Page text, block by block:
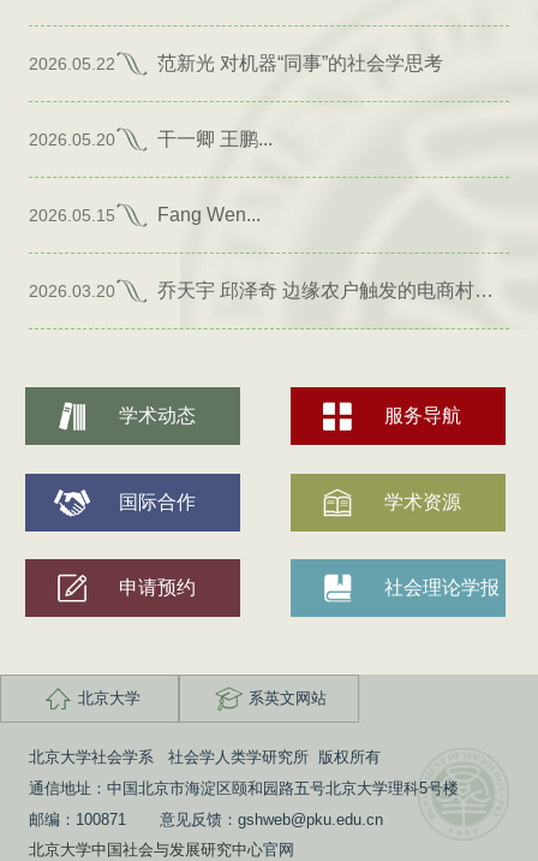
2026.05.22 范新光 对机器“同事”的社会学思考
2026.05.20 干一卿 王鹏...
2026.05.15 Fang Wen...
2026.03.20 乔天宇 邱泽奇 边缘农户触发的电商村形成
学术动态 服务导航
国际合作 学术资源
申请预约 社会理论学报
北京大学 系英文网站
北京大学社会学系 社会学人类学研究所 版权所有
通信地址：中国北京市海淀区颐和园路五号北京大学理科5号楼
邮编：100871 意见反馈：gshweb@pku.edu.cn
北京大学中国社会与发展研究中心官网